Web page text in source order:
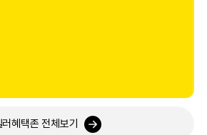
러혜택존 전체보기